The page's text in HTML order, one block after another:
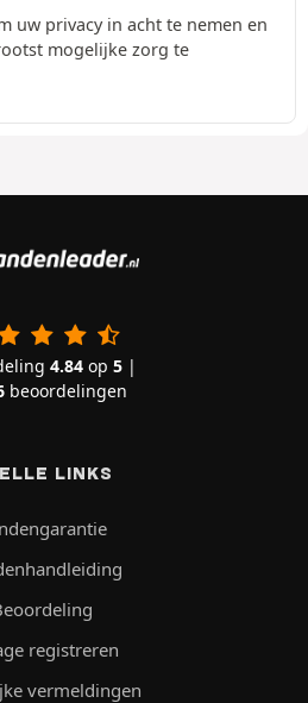
uw privacy in acht te nemen en
mogelijke zorg te
4.84op 5|
beoordelingen
LINKS
registreren
vermeldingen